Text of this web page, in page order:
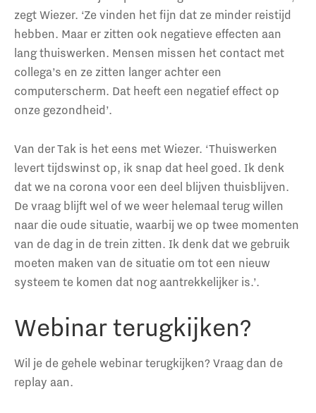
zegt Wiezer. ‘Ze vinden het fijn dat ze minder reistijd
hebben. Maar er zitten ook negatieve effecten aan
lang thuiswerken. Mensen missen het contact met
collega’s en ze zitten langer achter een
computerscherm. Dat heeft een negatief effect op
onze gezondheid’.
Van der Tak is het eens met Wiezer. ‘Thuiswerken
levert tijdswinst op, ik snap dat heel goed. Ik denk
dat we na corona voor een deel blijven thuisblijven.
De vraag blijft wel of we weer helemaal terug willen
naar die oude situatie, waarbij we op twee momenten
van de dag in de trein zitten. Ik denk dat we gebruik
moeten maken van de situatie om tot een nieuw
systeem te komen dat nog aantrekkelijker is.’.
Webinar terugkijken?
Wil je de gehele webinar terugkijken? Vraag dan de
replay aan.